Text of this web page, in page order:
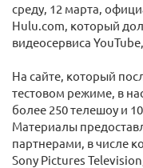
среду, 12 марта,
Hulu.com, который
видеосервиса
На сайте, который
тестовом режиме, в
более 250 телешоу и
Материалы
партнерами, в числе
Sony Pictures